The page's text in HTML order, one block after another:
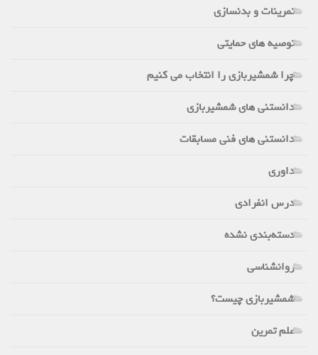
تمرینات و بدنسازی
توصیه های حمایتی
چرا شمشیربازی را انتخاب می کنیم
دانستنی های شمشیربازی
دانستنی های فنی مسابقات
داوری
درس انفرادی
دسته‌بندی نشده
روانشناسی
شمشیربازی چیست؟
علم تمرین